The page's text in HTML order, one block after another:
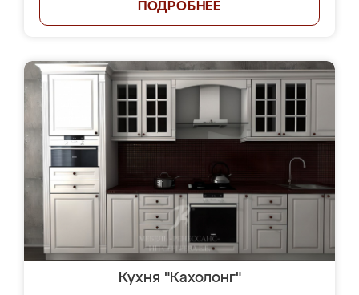
ПОДРОБНЕЕ
Кухня "Кахолонг"